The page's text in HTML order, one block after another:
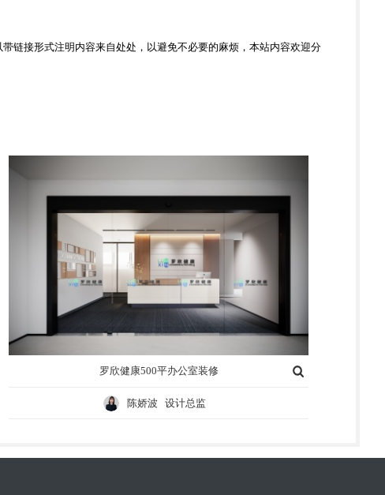
链接形式注明内容来自处处，以避免不必要的麻烦，本站内容欢迎分
罗欣健康500平办公室装修
陈娇波 设计总监